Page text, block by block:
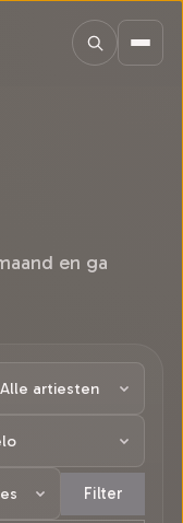
en ga
Filter